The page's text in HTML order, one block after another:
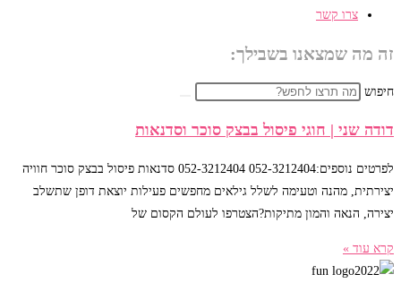
צרו קשר
זה מה שמצאנו בשבילך:
חיפוש
דודה שני | חוגי פיסול בבצק סוכר וסדנאות
לפרטים נוספים:052-3212404 052-3212404 סדנאות פיסול בבצק סוכר חוויה
יצירתית, מהנה וטעימה לשלל גילאים מחפשים פעילות יוצאת דופן שתשלב
יצירה, הנאה והמון מתיקות?הצטרפו לעולם הקסום של
קרא עוד »